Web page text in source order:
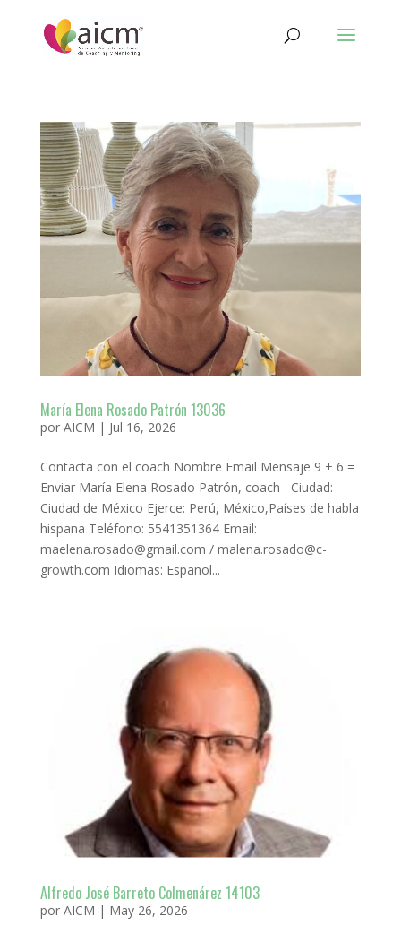
María Elena Rosado Patrón 13036
por AICM | Jul 16, 2026
Contacta con el coach Nombre Email Mensaje 9 + 6 =
Enviar María Elena Rosado Patrón, coach Ciudad:
Ciudad de México Ejerce: Perú, México,Países de habla
hispana Teléfono: 5541351364 Email:
maelena.rosado@gmail.com / malena.rosado@c-
growth.com Idiomas: Español...
Alfredo José Barreto Colmenárez 14103
por AICM | May 26, 2026